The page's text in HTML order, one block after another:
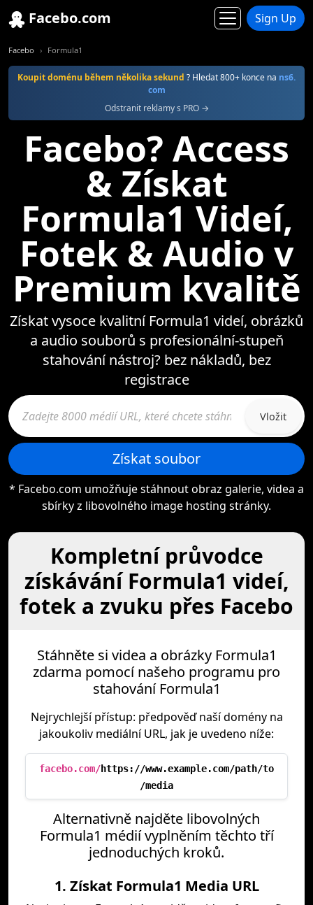
Facebo.com Sign Up
Facebo Formula1
Koupit doménu během několika sekund ? Hledat 800+ konce na ns6.
com
Odstranit reklamy s PRO →
Facebo? Access
& Získat
Formula1 Videí,
Fotek & Audio v
Premium kvalitě
Získat vysoce kvalitní Formula1 videí, obrázků
a audio souborů s profesionální-stupeň
stahování nástroj? bez nákladů, bez
registrace
Vložit
Získat soubor
* Facebo.com umožňuje stáhnout obraz galerie, videa a
sbírky z libovolného image hosting stránky.
Kompletní průvodce
získávání Formula1 videí,
fotek a zvuku přes Facebo
Stáhněte si videa a obrázky Formula1
zdarma pomocí našeho programu pro
stahování Formula1
Nejrychlejší přístup: předpověď naší domény na
jakoukoliv mediální URL, jak je uvedeno níže:
facebo.com/https://www.example.com/path/to
/media
Alternativně najděte libovolných
Formula1 médií vyplněním těchto tří
jednoduchých kroků.
1. Získat Formula1 Media URL